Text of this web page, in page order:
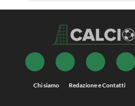
Chi siamo Redazione e Contatti